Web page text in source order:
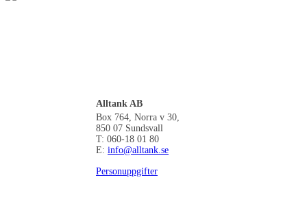
Alltank AB
Box 764, Norra v 30,
850 07 Sundsvall
T: 060-18 01 80
E: info@alltank.se
Personuppgifter